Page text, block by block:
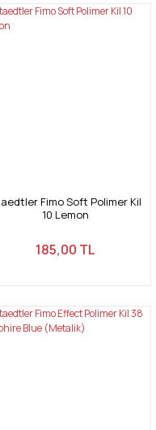
Fimo Soft Polimer Kil
10 Lemon
185,00 TL